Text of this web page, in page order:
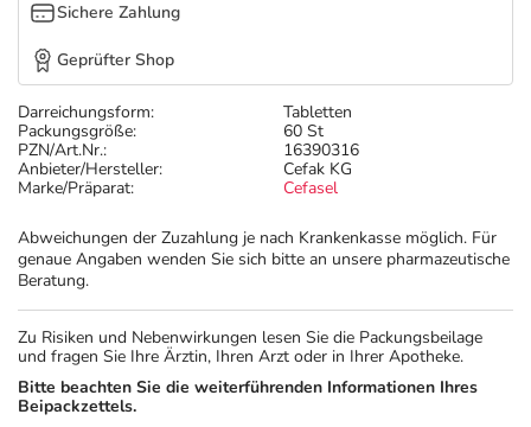
Darreichungsform:
Tabletten
Packungsgröße:
60 St
PZN/Art.Nr.:
16390316
Anbieter/Hersteller:
Cefak KG
Marke/Präparat:
Cefasel
Abweichungen der Zuzahlung je nach Krankenkasse möglich. Für
genaue Angaben wenden Sie sich bitte an unsere pharmazeutische
Beratung.
Sichere Zahlung
Geprüfter Shop
Zu Risiken und Nebenwirkungen lesen Sie die Packungsbeilage
und fragen Sie Ihre Ärztin, Ihren Arzt oder in Ihrer Apotheke.
Bitte beachten Sie die weiterführenden Informationen Ihres
Beipackzettels.